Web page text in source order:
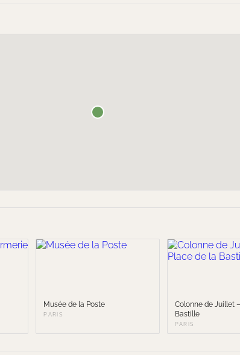
Musée de la Poste
PARIS
Colonne de Juillet
Bastille
PARIS